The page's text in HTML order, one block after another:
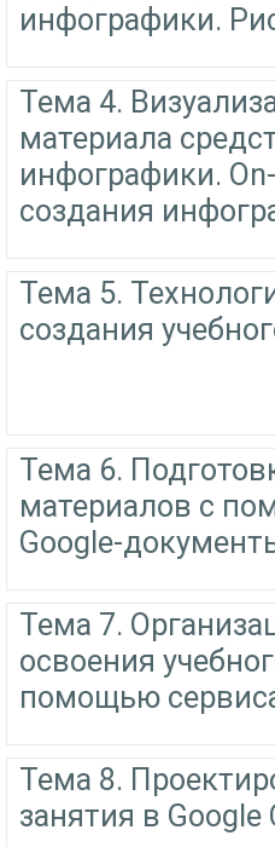
инфографики.
Тема 4.
материала
инфографики.
создания
Тема 5.
создания
Тема 6.
материалов с
Google-
Тема 7.
освоения
помощью
Тема 8.
занятия в Google